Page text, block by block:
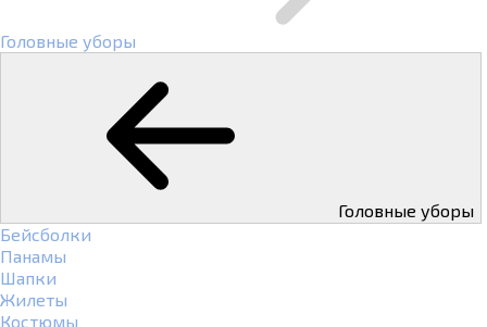
Головные уборы
Головные уборы
Бейсболки
Панамы
Шапки
Жилеты
Костюмы